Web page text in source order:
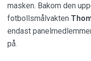
masken. Bakom den
fotbollsmålvakten
endast
på.